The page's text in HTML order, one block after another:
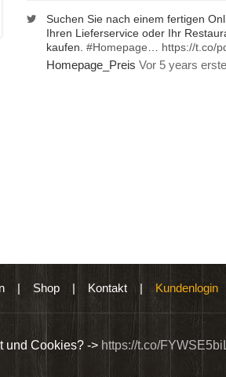
Suchen Sie nach einem fertigen
Ihren Lieferservice oder Ihr
kaufen. #Homepage https://t.co/
Homepage_Preis Vor 5 years
| Shop| Kontakt|Kundenlogin
und Cookies? -> https://t.co/